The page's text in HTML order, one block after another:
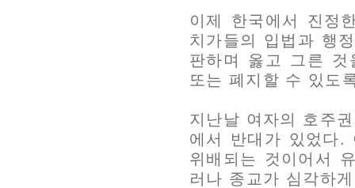
이제 한국에서 진정
치가들의 입법과 행
판하며 옳고 그른
또는 폐지할 수 있도
지난날 여자의 호주
에서 반대가 있었다.
위배되는 것이어서
러나 종교가 심각하